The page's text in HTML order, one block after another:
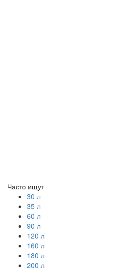
Часто ищут
30 л
35 л
60 л
90 л
120 л
160 л
180 л
200 л